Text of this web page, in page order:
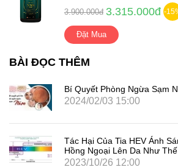
3.900.000đ 3.315.000đ -
Đặt Mua
BÀI ĐỌC THÊM
Bí Quyết Phòng Ngừa Sạm
2024/02/03 15:00
Tác Hại Của Tia HEV Ánh
Hồng Ngoại Lên Da Như
2023/10/26 12:00